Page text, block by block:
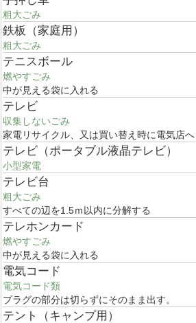
粗大ごみ
鉄板（家庭用）
粗大ごみ
テニスボール
燃やすごみ
中が見える袋に入れる
テレビ
収集しないごみ
家電リサイクル、又は買い替え時に電気店へ
テレビ（ポータブル液晶テレビ）
小型家電
テレビ台
粗大ごみ
すべての辺を1.5ｍ以内に分解する
テレホンカード
燃やすごみ
中が見える袋に入れる
電気コード
電気コード類
プラグの部分は切らずにそのまま出す。
テント（キャンプ用）